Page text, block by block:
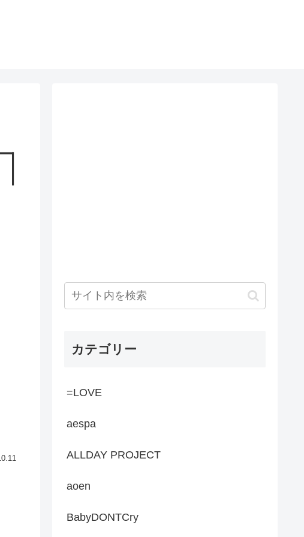
カテゴリー
=LOVE
aespa
ALLDAY PROJECT
aoen
BabyDONTCry